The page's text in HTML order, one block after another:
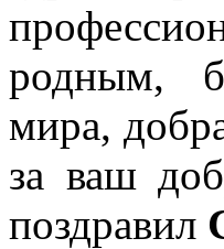
родным,
мира,
за ваш
поздравил